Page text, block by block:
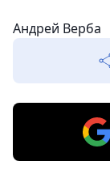
Андрей Верба